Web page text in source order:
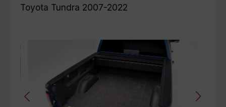
Toyota Tundra 2007-2022
Bildergalerie überspringen